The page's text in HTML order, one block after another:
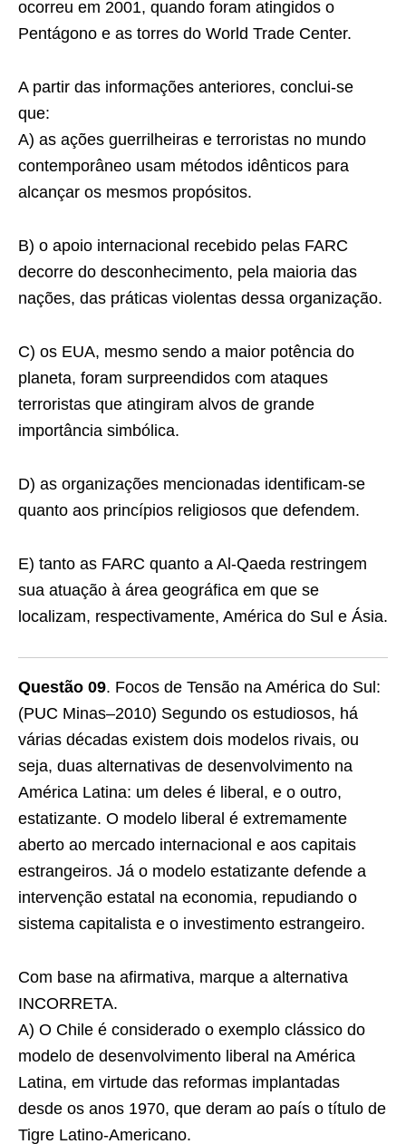
ocorreu em 2001, quando foram atingidos o
Pentágono e as torres do World Trade Center.
A partir das informações anteriores, conclui-se
que:
A) as ações guerrilheiras e terroristas no mundo
contemporâneo usam métodos idênticos para
alcançar os mesmos propósitos.
B) o apoio internacional recebido pelas FARC
decorre do desconhecimento, pela maioria das
nações, das práticas violentas dessa organização.
C) os EUA, mesmo sendo a maior potência do
planeta, foram surpreendidos com ataques
terroristas que atingiram alvos de grande
importância simbólica.
D) as organizações mencionadas identificam-se
quanto aos princípios religiosos que defendem.
E) tanto as FARC quanto a Al-Qaeda restringem
sua atuação à área geográfica em que se
localizam, respectivamente, América do Sul e Ásia.
Questão 09. Focos de Tensão na América do Sul:
(PUC Minas–2010) Segundo os estudiosos, há
várias décadas existem dois modelos rivais, ou
seja, duas alternativas de desenvolvimento na
América Latina: um deles é liberal, e o outro,
estatizante. O modelo liberal é extremamente
aberto ao mercado internacional e aos capitais
estrangeiros. Já o modelo estatizante defende a
intervenção estatal na economia, repudiando o
sistema capitalista e o investimento estrangeiro.
Com base na afirmativa, marque a alternativa
INCORRETA.
A) O Chile é considerado o exemplo clássico do
modelo de desenvolvimento liberal na América
Latina, em virtude das reformas implantadas
desde os anos 1970, que deram ao país o título de
Tigre Latino-Americano.